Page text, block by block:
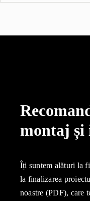
montaj și
Îți suntem alături la
la finalizarea
noastre (PDF), care